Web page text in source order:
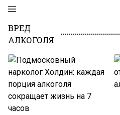
ВРЕД
АЛКОГОЛЯ